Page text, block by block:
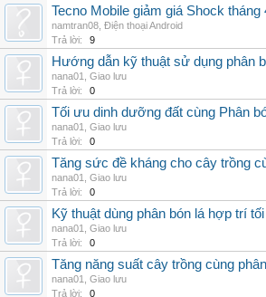
Tecno Mobile giảm giá Shock tháng
namtran08 Điện thoại Android
Trả lời:
9
Hướng dẫn kỹ thuật sử dụng phân
nana01
Giao lưu
Trả lời:
0
Tối ưu dinh dưỡng đất cùng Phân
nana01
Giao lưu
Trả lời:
0
Tăng sức đề kháng cho cây trồng
nana01
Giao lưu
Trả lời:
0
Kỹ thuật dùng phân bón lá hợp trí
nana01
Giao lưu
Trả lời:
0
Tăng năng suất cây trồng cùng
nana01
Giao lưu
Trả lời:
0